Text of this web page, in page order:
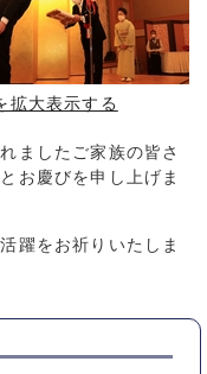
拡大表示する
ましたご家族の皆さ
お慶びを申し上げま
躍をお祈りいたしま